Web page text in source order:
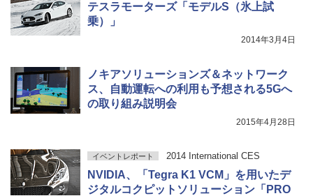
テスラモーターズ「モデルS（氷上試
乗）」
2014年3月4日
ノキアソリューションズ＆ネットワーク
ス、自動運転への利用も予想される5Gへ
の取り組み説明会
2015年4月28日
イベントレポート 2014 International CES
NVIDIA、「Tegra K1 VCM」を用いたデ
ジタルコクピットソリューション「PRO